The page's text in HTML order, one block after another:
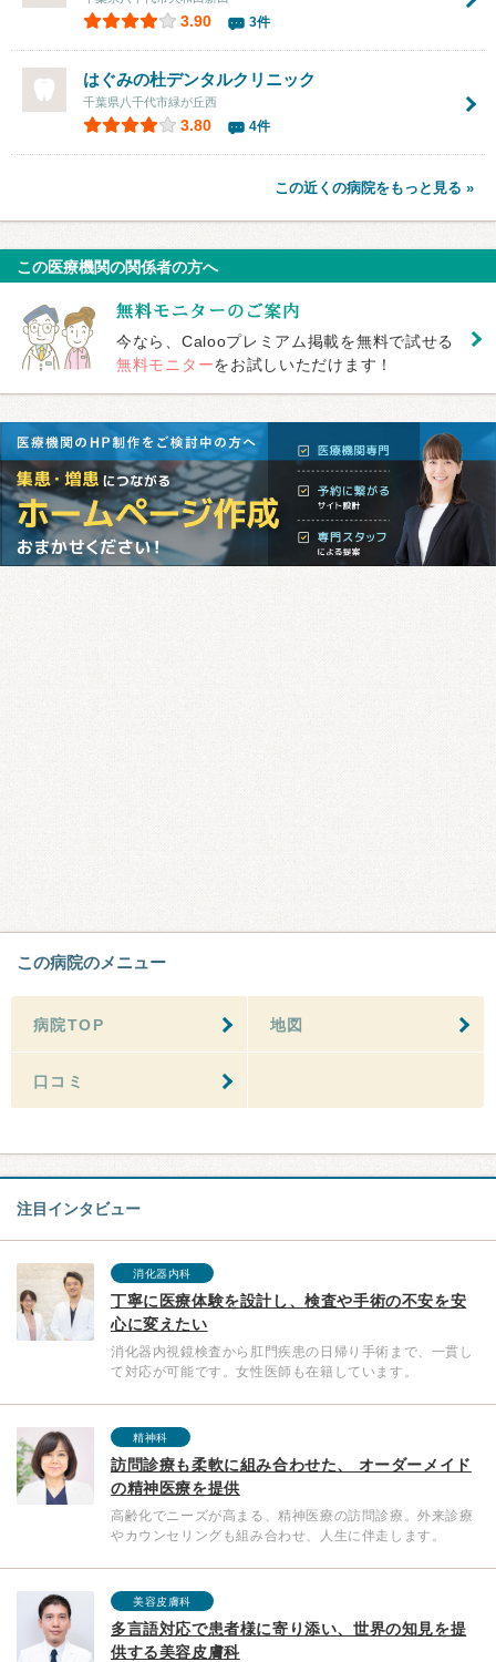
3.90 3件
はぐみの杜デンタルクリニック
千葉県八千代市緑が丘西
3.80 4件
この近くの病院をもっと見る »
この医療機関の関係者の方へ
今なら、Calooプレミアム掲載を無料で試せる
無料モニターをお試しいただけます！
この病院のメニュー
病院TOP 地図
口コミ
注目インタビュー
消化器内科
丁寧に医療体験を設計し、検査や手術の不安を安
心に変えたい
消化器内視鏡検査から肛門疾患の日帰り手術まで、一貫し
て対応が可能です。女性医師も在籍しています。
精神科
訪問診療も柔軟に組み合わせた、 オーダーメイド
の精神医療を提供
高齢化でニーズが高まる、精神医療の訪問診療。外来診療
やカウンセリングも組み合わせ、人生に伴走します。
美容皮膚科
多言語対応で患者様に寄り添い、世界の知見を提
供する美容皮膚科